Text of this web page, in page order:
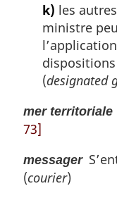
k) les
ministre
(designated
mer territoriale
73]
messager
(courier)